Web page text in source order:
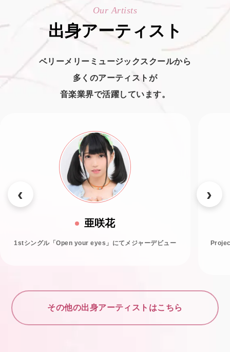
Our Artists
出身アーティスト
ベリーメリーミュージックスクールから
多くのアーティストが
音楽業界で活躍しています。
亜咲花
1stシングル「Open your eyes」にてメジャーデビュー
その他の出身アーティストはこちら